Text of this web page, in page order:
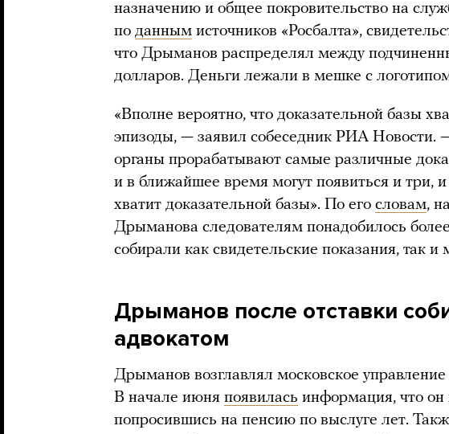
назначению и общее покровительство на
по данным источников «Росбалта»,
что Дрыманов распределял между
долларов. Деньги лежали в мешке с
«Вполне вероятно, что доказательной базы
эпизоды, — заявил собеседник РИА Новости.
органы прорабатывают самые различные
и в ближайшее время могут появиться и три,
хватит доказательной базы». По его словам,
Дрыманова следователям понадобилось
собирали как свидетельские показания, так
Дрыманов после отставки
адвокатом
Дрыманов возглавлял московское
В начале июня появилась информация, что он
попросившись на пенсию по выслуге лет.